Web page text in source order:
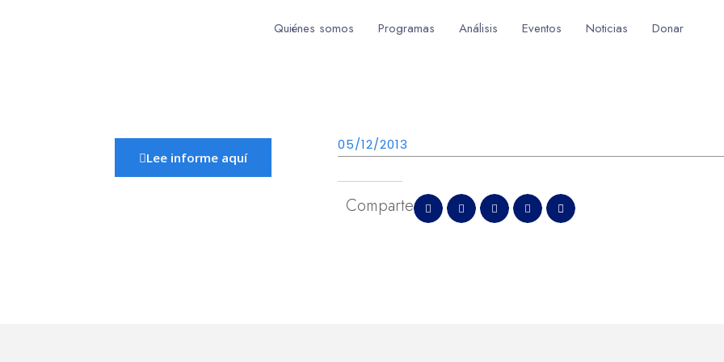
Quiénes somos Programas Análisis Eventos Noticias Donar
Lee informe aquí
05/12/2013
Comparte